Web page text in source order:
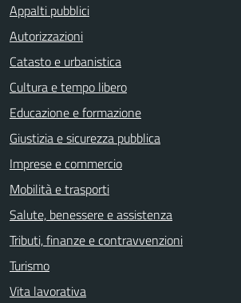
Appalti pubblici
Autorizzazioni
Catasto e urbanistica
Cultura e tempo libero
Educazione e formazione
Giustizia e sicurezza pubblica
Imprese e commercio
Mobilità e trasporti
Salute, benessere e assistenza
Tributi, finanze e contravvenzioni
Turismo
Vita lavorativa